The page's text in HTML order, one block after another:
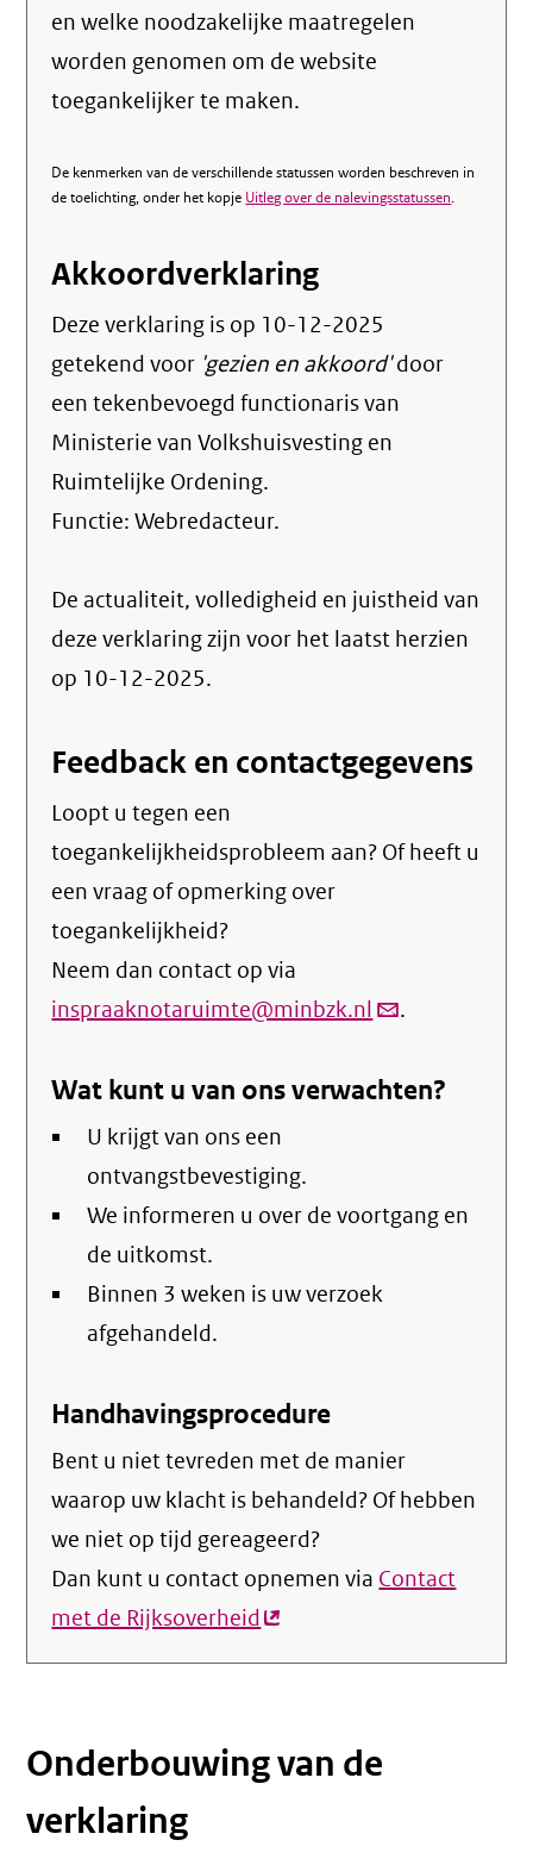
en welke noodzakelijke maatregelen
worden genomen om de website
toegankelijker te maken.
De kenmerken van de verschillende statussen worden beschreven in
de toelichting, onder het kopje Uitleg over de nalevingsstatussen.
Akkoordverklaring
Deze verklaring is op 10-12-2025
getekend voor 'gezien en akkoord'door
een tekenbevoegd functionaris van
Ministerie van Volkshuisvesting en
Ruimtelijke Ordening.
Functie:Webredacteur.
De actualiteit, volledigheid en juistheid van
deze verklaring zijn voor het laatst herzien
op 10-12-2025.
Feedback en contactgegevens
Loopt u tegen een
toegankelijkheidsprobleem aan? Of heeft u
een vraag of opmerking over
toegankelijkheid?
Neem dan contact op via
inspraaknotaruimte@minbzk.nl (link
email)
.
Wat kunt u van ons verwachten?
U krijgt van ons een
ontvangstbevestiging.
We informeren u over de voortgang en
de uitkomst.
Binnen 3 weken is uw verzoek
afgehandeld.
Handhavingsprocedure
Bent u niet tevreden met de manier
waarop uw klacht is behandeld? Of hebben
we niet op tijd gereageerd?
Dan kunt u contact opnemen via Contact
met de Rijksoverheid(externe
link)
Onderbouwing van de
verklaring